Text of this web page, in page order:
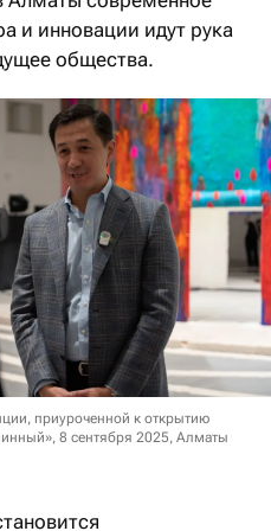
и инновации идут рука
общества.
приуроченной к открытию
8 сентября 2025, Алматы